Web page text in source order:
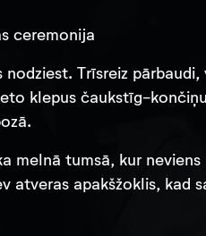
ceremonija
nodziest. Trīsreiz
klepus čaukstīg-
melnā tumsā, kur
atveras apakšžoklis, kad